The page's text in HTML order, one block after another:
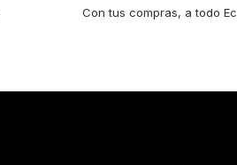
Con tus compras, a todo